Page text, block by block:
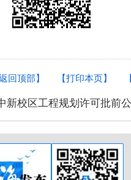
【打印本页】
返回顶部】
新校区工程规划许可批前